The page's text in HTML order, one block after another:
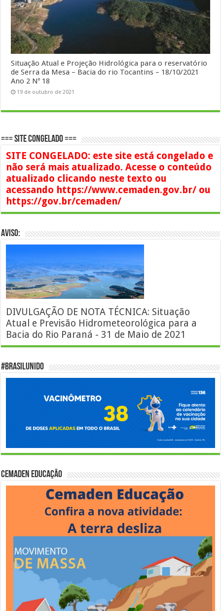
Situação Atual e Projeção Hidrológica para o reservatório
de Serra da Mesa – Bacia do rio Tocantins – 18/10/2021
Ano 2 Nº 18
19 de outubro de 2021
=== SITE CONGELADO ===
SITE CONGELADO: este site está congelado e
não será mais atualizado. Acesse o conteúdo
atualizado clicando neste texto ou
acessando https://www.cemaden.gov.br/ ou
https://gov.br/cemaden/
AVISO:
DIVULGAÇÃO DE NOTA TÉCNICA: Situação
Atual e Previsão Hidrometeorológica para a
Bacia do Rio Paraná - 31 de Maio de 2021
#BrasilUnido
Cemaden Educação